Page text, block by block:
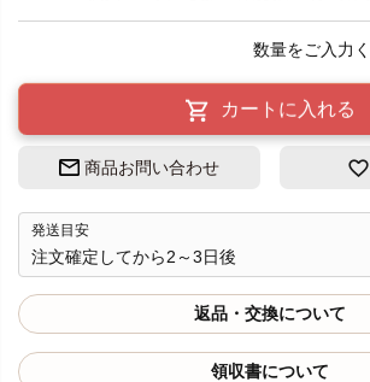
カートに入れる
商品お問い合わせ
発送目安
注文確定してから2～3日後
返品・交換について
領収書について